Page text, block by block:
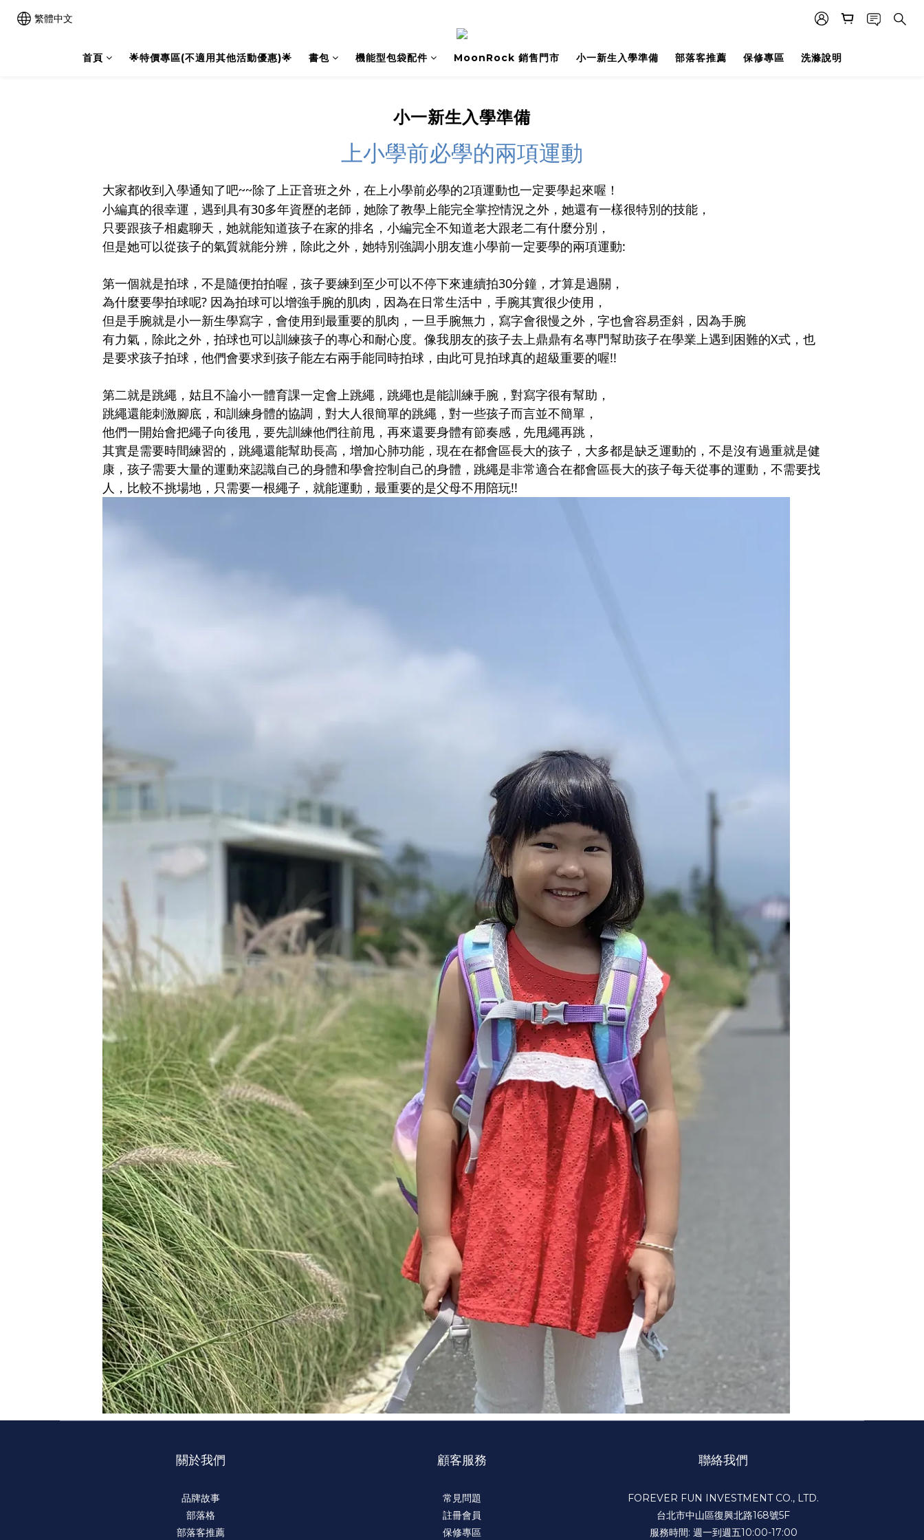
繁體中文
首頁 🌟特價專區(不適用其他活動優惠)🌟 書包 機能型包袋配件 MoonRock 銷售門市 小一新生入學準備 部落客推薦 保修專區 洗滌說明
小一新生入學準備
上小學前必學的兩項運動
大家都收到入學通知了吧~~除了上正音班之外，在上小學前必學的2項運動也一定要學起來喔！
小編真的很幸運，遇到具有30多年資歷的老師，她除了教學上能完全掌控情況之外，她還有一樣很特別的技能，
只要跟孩子相處聊天，她就能知道孩子在家的排名，小編完全不知道老大跟老二有什麼分別，
但是她可以從孩子的氣質就能分辨，除此之外，她特別強調小朋友進小學前一定要學的兩項運動:
第一個就是拍球，不是隨便拍拍喔，孩子要練到至少可以不停下來連續拍30分鐘，才算是過關，
為什麼要學拍球呢? 因為拍球可以增強手腕的肌肉，因為在日常生活中，手腕其實很少使用，
但是手腕就是小一新生學寫字，會使用到最重要的肌肉，一旦手腕無力，寫字會很慢之外，字也會容易歪斜，因為手腕
有力氣， 除此之外，拍球也可以訓練孩子的專心和耐心度。 像我朋友的孩子去上鼎鼎有名專門幫助孩子在學業上遇到困難的X式，也
是要求孩子拍球，他們會要求到孩子能左右兩手能同時拍球，由此可見拍球真的超級重要的喔!!
第二就是跳繩，姑且不論小一體育課一定會上跳繩，跳繩也是能訓練手腕，對寫字很有幫助，
跳繩還能刺激腳底，和訓練身體的協調，對大人很簡單的跳繩，對一些孩子而言並不簡單，
他們一開始會把繩子向後甩，要先訓練他們往前甩，再來還要身體有節奏感，先甩繩再跳，
其實是需要時間練習的，跳繩還能幫助長高，增加心肺功能，現在在都會區長大的孩子，大多都是缺乏運動的，不是沒有過重就是健
康， 孩子需要大量的運動來認識自己的身體和學會控制自己的身體，跳繩是非常適合在都會區長大的孩子每天從事的運動， 不需要找
人，比較不挑場地，只需要一根繩子，就能運動，最重要的是父母不用陪玩!!
關於我們
品牌故事
部落格
部落客推薦
顧客服務
常見問題
註冊會員
保修專區
聯絡我們
FOREVER FUN INVESTMENT CO., LTD.
台北市中山區復興北路168號5F
服務時間: 週一到週五10:00-17:00